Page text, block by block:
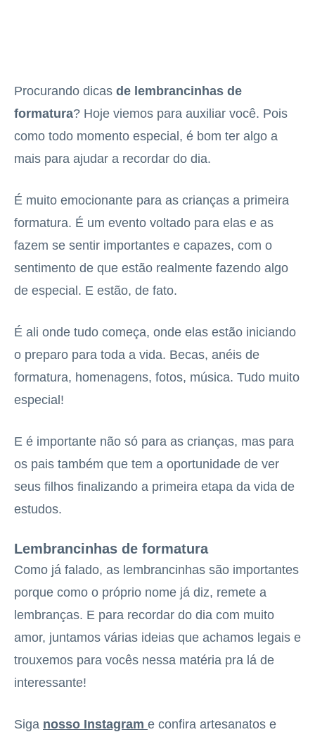
Procurando dicas de lembrancinhas de
formatura? Hoje viemos para auxiliar você. Pois
como todo momento especial, é bom ter algo a
mais para ajudar a recordar do dia.
É muito emocionante para as crianças a primeira
formatura. É um evento voltado para elas e as
fazem se sentir importantes e capazes, com o
sentimento de que estão realmente fazendo algo
de especial. E estão, de fato.
É ali onde tudo começa, onde elas estão iniciando
o preparo para toda a vida. Becas, anéis de
formatura, homenagens, fotos, música. Tudo muito
especial!
E é importante não só para as crianças, mas para
os pais também que tem a oportunidade de ver
seus filhos finalizando a primeira etapa da vida de
estudos.
Lembrancinhas de formatura
Como já falado, as lembrancinhas são importantes
porque como o próprio nome já diz, remete a
lembranças. E para recordar do dia com muito
amor, juntamos várias ideias que achamos legais e
trouxemos para vocês nessa matéria pra lá de
interessante!
Siga nosso Instagram e confira artesanatos e